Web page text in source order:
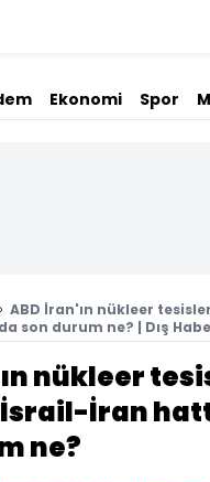
Ekonomi Spor
ABD İran'ın nükleer
son durum ne? | Dış
nükleer
İsrail-İran
ne?